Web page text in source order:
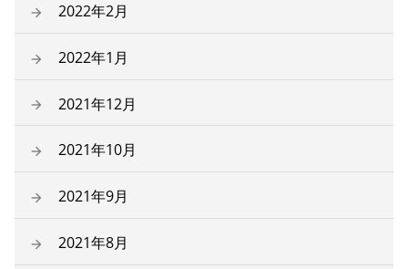
2022年2月
2022年1月
2021年12月
2021年10月
2021年9月
2021年8月